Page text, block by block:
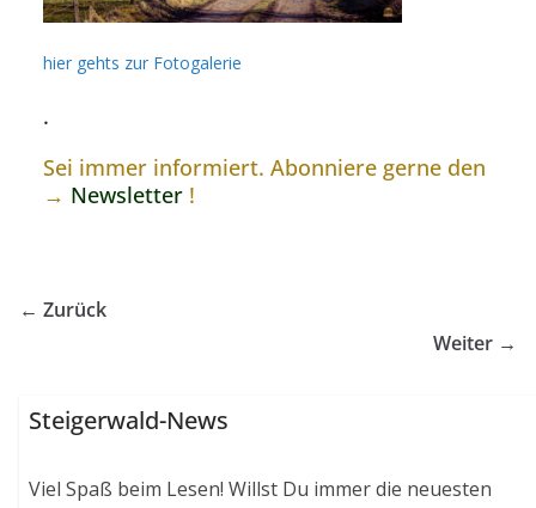
hier gehts zur Fotogalerie
.
Sei immer informiert. Abonniere gerne den
→ Newsletter !
← Zurück
Weiter →
Steigerwald-News
Viel Spaß beim Lesen! Willst Du immer die neuesten